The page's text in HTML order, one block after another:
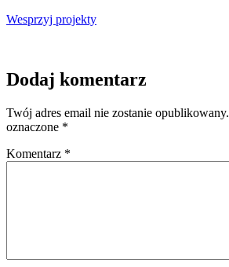
Wesprzyj projekty
Dodaj komentarz
Twój adres email nie zostanie opublikowany.
oznaczone *
Komentarz *